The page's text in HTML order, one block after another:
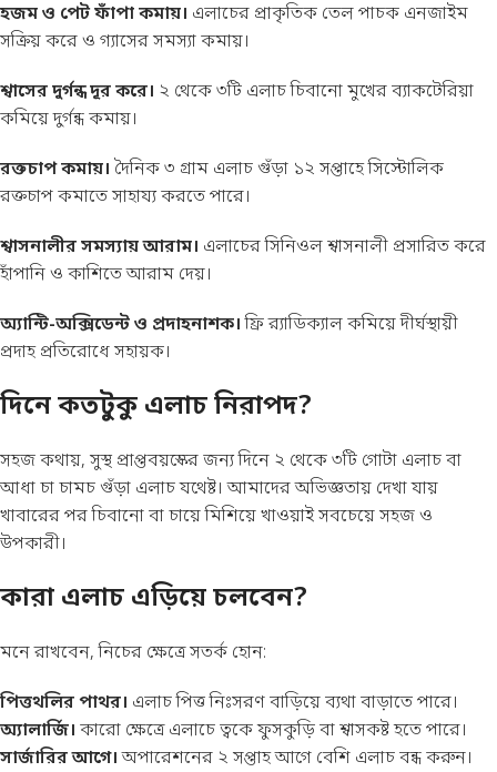
হজম ও পেট ফাঁপা কমায়। এলাচের প্রাকৃতিক তেল পাচক এনজাইম
সক্রিয় করে ও গ্যাসের সমস্যা কমায়।
শ্বাসের দুর্গন্ধ দূর করে। ২ থেকে ৩টি এলাচ চিবানো মুখের ব্যাকটেরিয়া
কমিয়ে দুর্গন্ধ কমায়।
রক্তচাপ কমায়। দৈনিক ৩ গ্রাম এলাচ গুঁড়া ১২ সপ্তাহে সিস্টোলিক
রক্তচাপ কমাতে সাহায্য করতে পারে।
শ্বাসনালীর সমস্যায় আরাম। এলাচের সিনিওল শ্বাসনালী প্রসারিত করে
হাঁপানি ও কাশিতে আরাম দেয়।
অ্যান্টি-অক্সিডেন্ট ও প্রদাহনাশক।ফ্রি র‍্যাডিক্যাল কমিয়ে দীর্ঘস্থায়ী
প্রদাহ প্রতিরোধে সহায়ক।
দিনে কতটুকু এলাচ নিরাপদ?
সহজ কথায়, সুস্থ প্রাপ্তবয়স্কের জন্য দিনে ২ থেকে ৩টি গোটা এলাচ বা
আধা চা চামচ গুঁড়া এলাচ যথেষ্ট। আমাদের অভিজ্ঞতায় দেখা যায়
খাবারের পর চিবানো বা চায়ে মিশিয়ে খাওয়াই সবচেয়ে সহজ ও
উপকারী।
কারা এলাচ এড়িয়ে চলবেন?
মনে রাখবেন, নিচের ক্ষেত্রে সতর্ক হোন:
পিত্তথলির পাথর। এলাচ পিত্ত নিঃসরণ বাড়িয়ে ব্যথা বাড়াতে পারে।
অ্যালার্জি। কারো ক্ষেত্রে এলাচে ত্বকে ফুসকুড়ি বা শ্বাসকষ্ট হতে পারে।
সার্জারির আগে।অপারেশনের ২ সপ্তাহ আগে বেশি এলাচ বন্ধ করুন।